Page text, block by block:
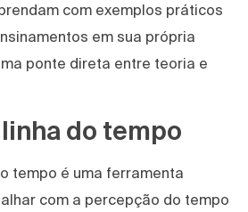
com exemplos práticos
em sua própria
ponte direta entre teoria e
do tempo
tempo é uma ferramenta
com a percepção do tempo